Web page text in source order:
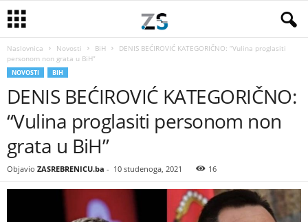
Naslovnica Novosti BiH
DENIS BEĆIROVIĆ KATEGORIČNO: “Vulina proglasiti
personom non grata u BiH”
NOVOSTI BIH
DENIS BEĆIROVIĆ KATEGORIČNO:
“Vulina proglasiti personom non
grata u BiH”
Objavio ZASREBRENICU.ba - 10 studenoga, 2021 16